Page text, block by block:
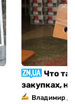
Что
закупках,
Владимир